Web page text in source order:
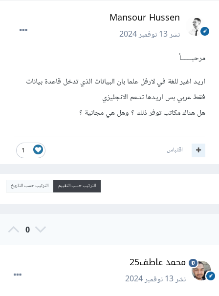
Mansour Hussen
نشر13 نوفمبر 2024
مرحبـــــــاً
اريد اغير للغة في لارفل علما بان البيانات الذي تدخل قاعدة بيانات
فقط عربي بس اريدها تدعم الانجليزي
هل هناك مكاتب توفر ذلك ؟ وهل هي مجانية ؟
1 اقتباس
الترتيب حسب التقييم الترتيب حسب التاريخ
0
محمد عاطف25
نشر13 نوفمبر 2024